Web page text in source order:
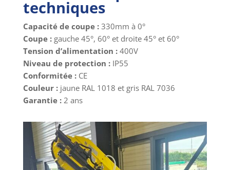
techniques
Capacité de coupe : 330mm à 0°
Coupe :gauche 45°, 60° et droite 45° et 60°
Tension d’alimentation : 400V
Niveau de protection : IP55
Conformitée :CE
Couleur : jaune RAL 1018 et gris RAL 7036
Garantie :2 ans